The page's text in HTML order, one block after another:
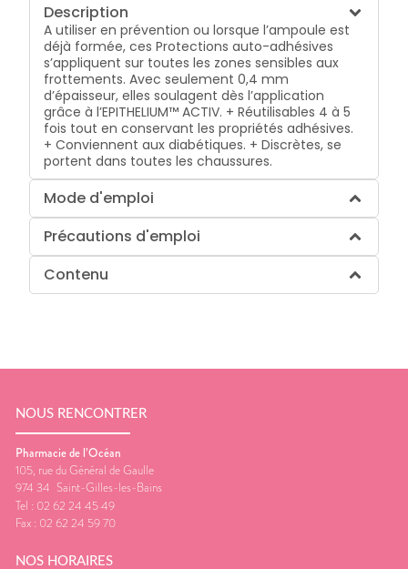
Description
A utiliser en prévention ou lorsque l’ampoule est
déjà formée, ces Protections auto-adhésives
s’appliquent sur toutes les zones sensibles aux
frottements. Avec seulement 0,4 mm
d’épaisseur, elles soulagent dès l’application
grâce à l’EPITHELIUM™ ACTIV. + Réutilisables 4 à 5
fois tout en conservant les propriétés adhésives.
+ Conviennent aux diabétiques. + Discrètes, se
portent dans toutes les chaussures.
Mode d'emploi
Précautions d'emploi
Contenu
NOUS RENCONTRER
Pharmacie de l’Océan
105, rue du Général de Gaulle
974 34 Saint-Gilles-les-Bains
Tel : 02 62 24 45 49
Fax : 02 62 24 59 70
NOS HORAIRES